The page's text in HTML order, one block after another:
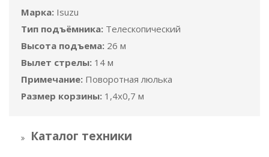
Марка: Isuzu
Тип подъёмника: Телескопический
Высота подъема: 26 м
Вылет стрелы: 14 м
Примечание: Поворотная люлька
Размер корзины: 1,4x0,7 м
Каталог техники